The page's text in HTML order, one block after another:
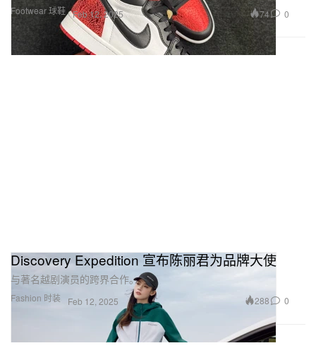
Footwear 球鞋 Feb 12, 2025 74 0
Fashion 时装
Discovery Expedition 宣布陈丽君为品牌大使
与著名越剧演员的跨界合作。
Feb 12, 2025 288 0